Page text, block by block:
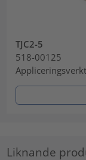
TJC2-5
518-00125
Liknande